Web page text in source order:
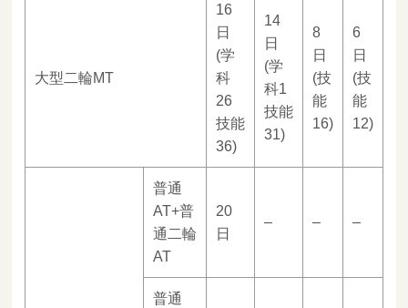
大型二輪MT
16
日
(学
科
26
技能
36)
14
日
(学
科1
技能
31)
8
日
(技
能
16)
6
日
(技
能
12)
普通
AT+普
通二輪
AT
20
日
– – –
普通